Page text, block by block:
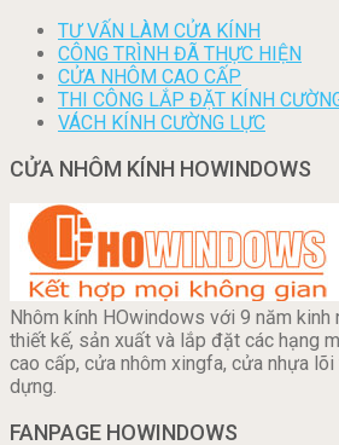
TƯ VẤN LÀM CỬA KÍNH
CÔNG TRÌNH ĐÃ THỰC HIỆN
CỬA NHÔM CAO CẤP
THI CÔNG LẮP ĐẶT KÍNH
VÁCH KÍNH CƯỜNG LỰC
CỬA NHÔM KÍNH HOWINDOWS
Nhôm kính HOwindows với 9 năm
thiết kế, sản xuất và lắp đặt các hạng
cao cấp, cửa nhôm xingfa, cửa nhựa
dựng.
FANPAGE HOWINDOWS